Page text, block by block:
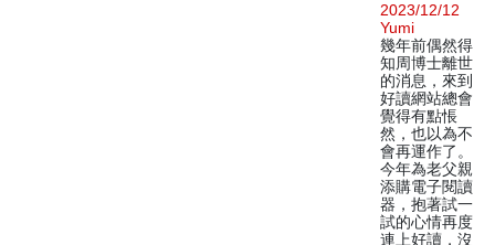
2023/12/12
Yumi
幾年前偶然得
知周博士離世
的消息，來到
好讀網站總會
覺得有點悵
然，也以為不
會再運作了。
今年為老父親
添購電子閱讀
器，抱著試一
試的心情再度
連上好讀，沒